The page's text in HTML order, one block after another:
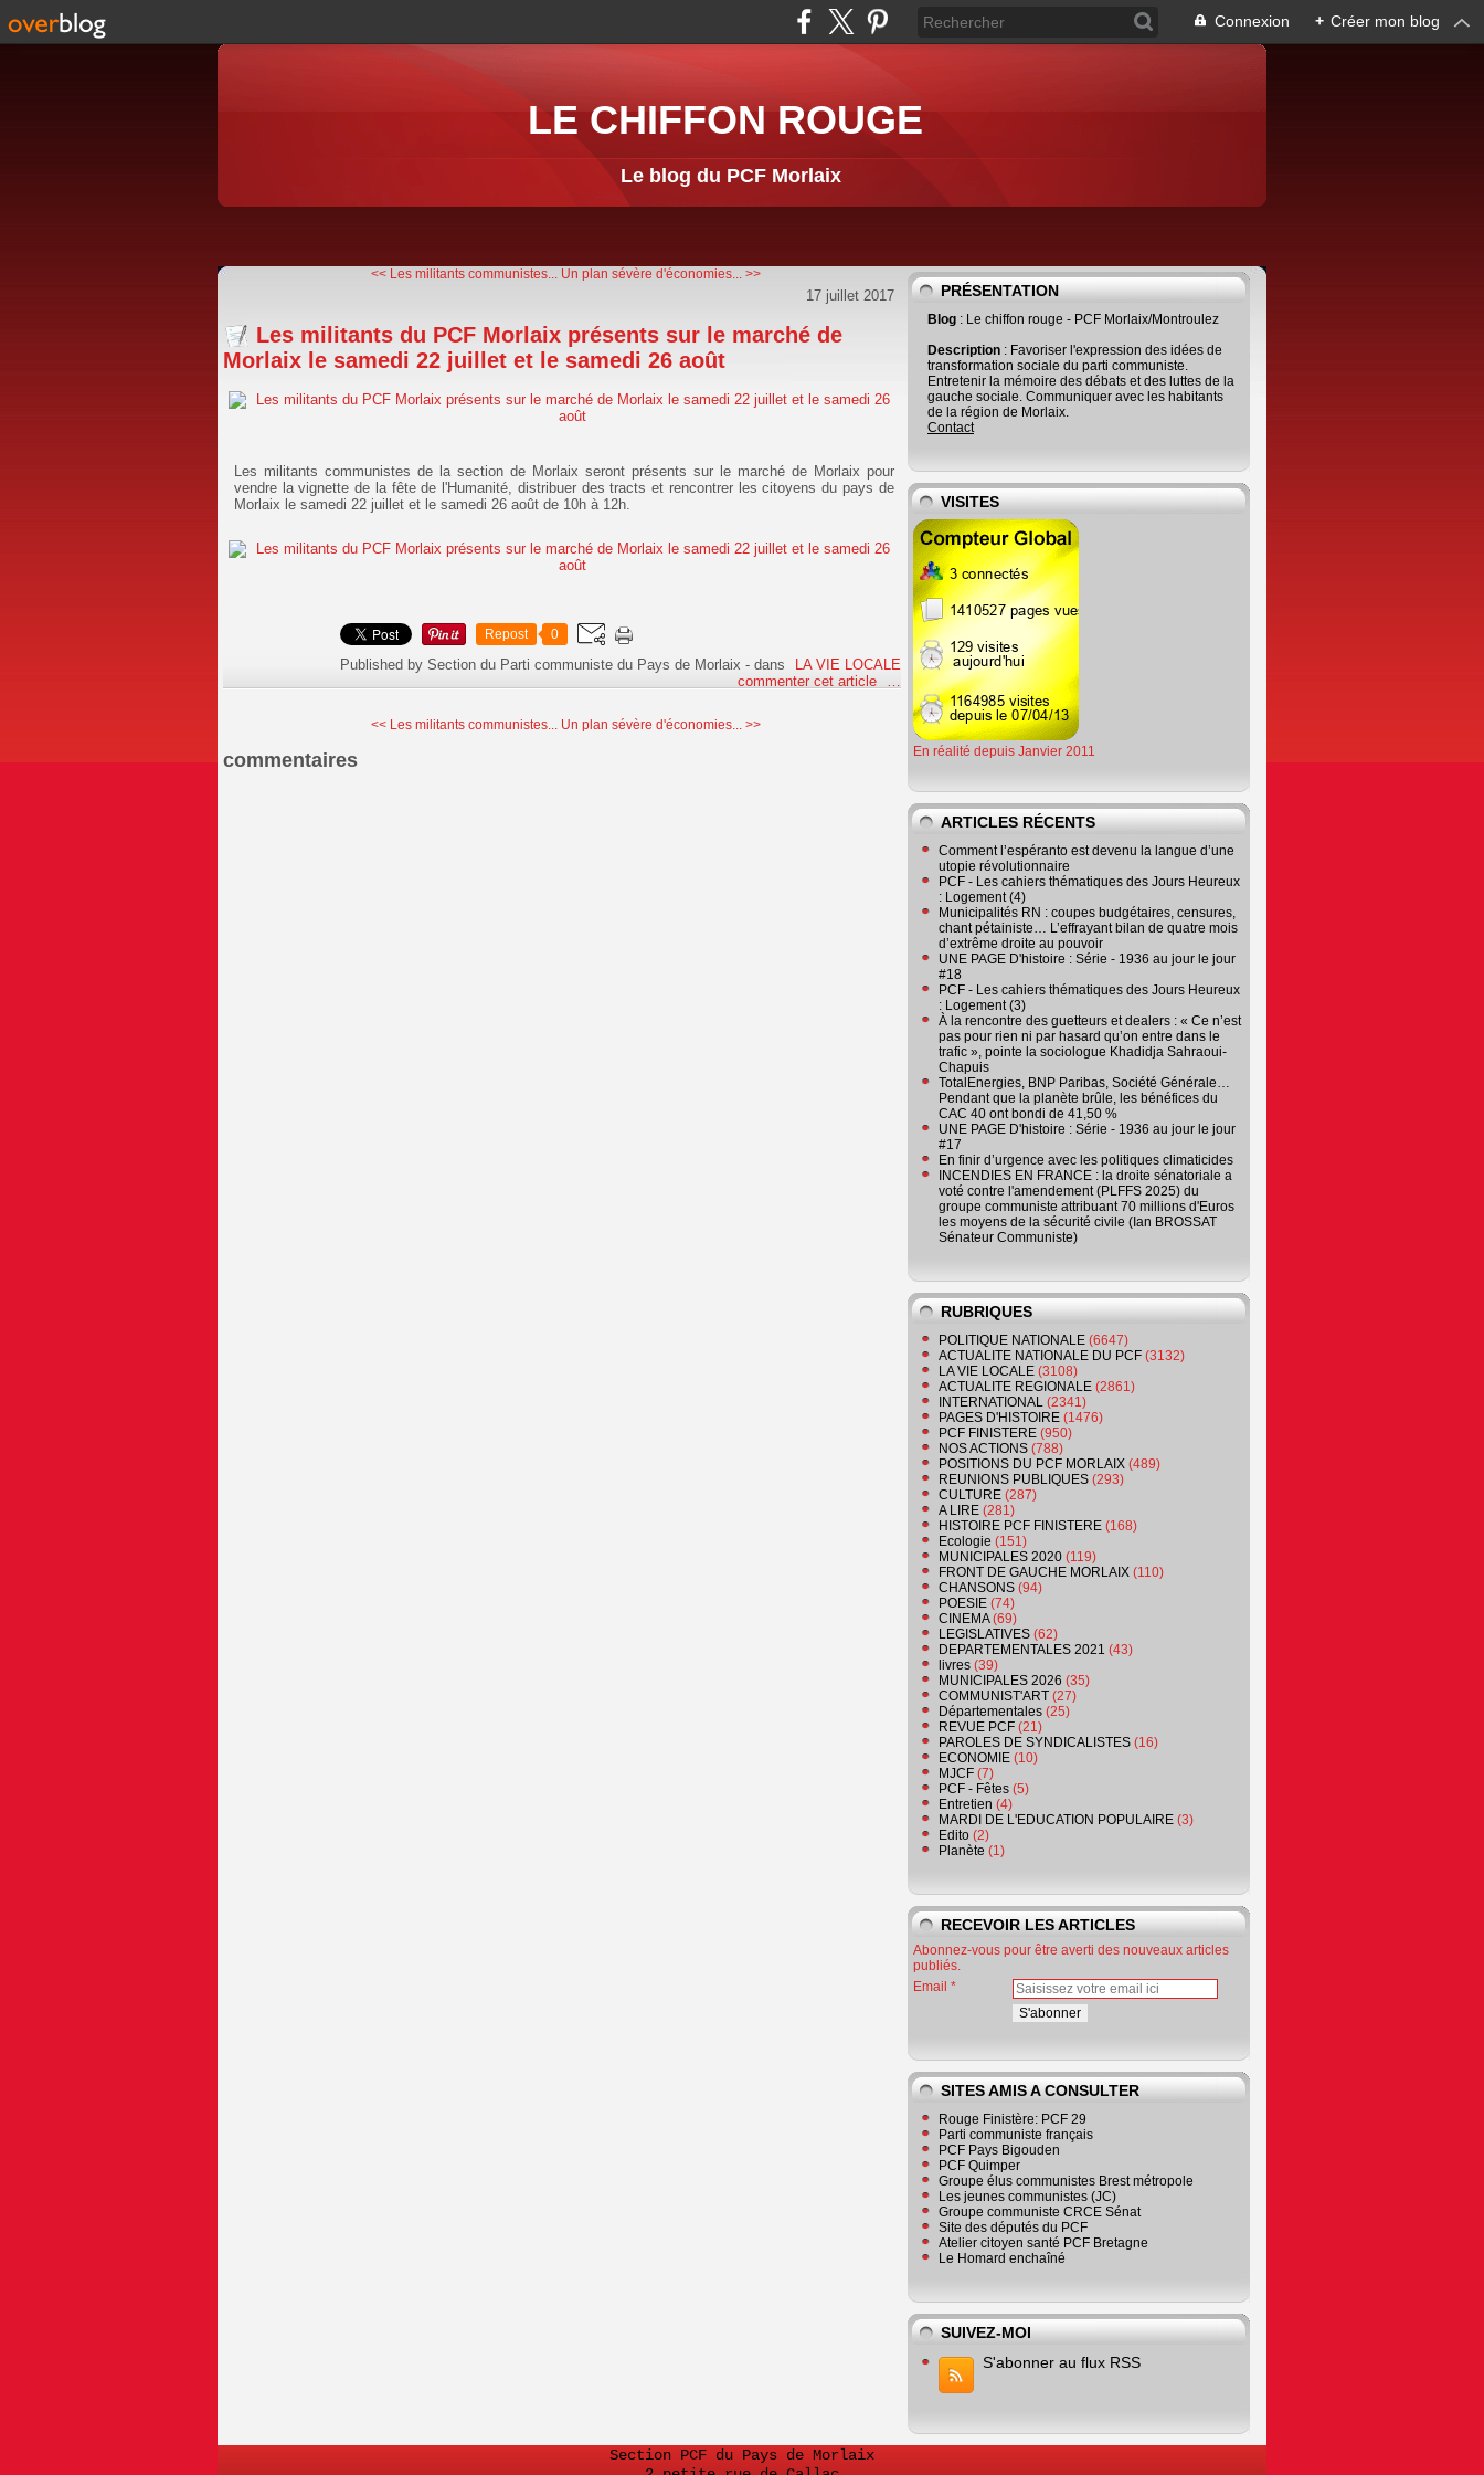
Connexion + Créer mon blog
LE CHIFFON ROUGE
Le blog du PCF Morlaix
<< Les militants communistes... Un plan sévère d'économies... >>
17 juillet 2017
Les militants du PCF Morlaix présents sur le marché de
Morlaix le samedi 22 juillet et le samedi 26 août
Les militants communistes de la section de Morlaix seront présents sur le marché de Morlaix pour
vendre la vignette de la fête de l'Humanité, distribuer des tracts et rencontrer les citoyens du pays de
Morlaix le samedi 22 juillet et le samedi 26 août de 10h à 12h.
Repost 0
Published by Section du Parti communiste du Pays de Morlaix -dans
LA VIE LOCALE
commenter cet article
…
<< Les militants communistes... Un plan sévère d'économies... >>
commentaires
PRÉSENTATION
Blog : Le chiffon rouge - PCF Morlaix/Montroulez
Description : Favoriser l'expression des idées de
transformation sociale du parti communiste.
Entretenir la mémoire des débats et des luttes de la
gauche sociale. Communiquer avec les habitants
de la région de Morlaix.
Contact
VISITES
En réalité depuis Janvier 2011
ARTICLES RÉCENTS
Comment l’espéranto est devenu la langue d’une
utopie révolutionnaire
PCF - Les cahiers thématiques des Jours Heureux
: Logement (4)
Municipalités RN : coupes budgétaires, censures,
chant pétainiste… L’effrayant bilan de quatre mois
d’extrême droite au pouvoir
UNE PAGE D'histoire : Série - 1936 au jour le jour
#18
PCF - Les cahiers thématiques des Jours Heureux
: Logement (3)
À la rencontre des guetteurs et dealers : « Ce n’est
pas pour rien ni par hasard qu’on entre dans le
trafic », pointe la sociologue Khadidja Sahraoui-
Chapuis
TotalEnergies, BNP Paribas, Société Générale…
Pendant que la planète brûle, les bénéfices du
CAC 40 ont bondi de 41,50 %
UNE PAGE D'histoire : Série - 1936 au jour le jour
#17
En finir d’urgence avec les politiques climaticides
INCENDIES EN FRANCE : la droite sénatoriale a
voté contre l'amendement (PLFFS 2025) du
groupe communiste attribuant 70 millions d'Euros
les moyens de la sécurité civile (Ian BROSSAT
Sénateur Communiste)
RUBRIQUES
POLITIQUE NATIONALE (6647)
ACTUALITE NATIONALE DU PCF (3132)
LA VIE LOCALE (3108)
ACTUALITE REGIONALE (2861)
INTERNATIONAL (2341)
PAGES D'HISTOIRE (1476)
PCF FINISTERE (950)
NOS ACTIONS (788)
POSITIONS DU PCF MORLAIX (489)
REUNIONS PUBLIQUES (293)
CULTURE (287)
A LIRE (281)
HISTOIRE PCF FINISTERE (168)
Ecologie (151)
MUNICIPALES 2020 (119)
FRONT DE GAUCHE MORLAIX (110)
CHANSONS (94)
POESIE (74)
CINEMA(69)
LEGISLATIVES (62)
DEPARTEMENTALES 2021 (43)
livres (39)
MUNICIPALES 2026 (35)
COMMUNIST'ART (27)
Départementales (25)
REVUE PCF (21)
PAROLES DE SYNDICALISTES (16)
ECONOMIE (10)
MJCF (7)
PCF - Fêtes (5)
Entretien (4)
MARDI DE L'EDUCATION POPULAIRE (3)
Edito (2)
Planète (1)
RECEVOIR LES ARTICLES
Abonnez-vous pour être averti des nouveaux articles
publiés.
Email
SITES AMIS A CONSULTER
Rouge Finistère: PCF 29
Parti communiste français
PCF Pays Bigouden
PCF Quimper
Groupe élus communistes Brest métropole
Les jeunes communistes (JC)
Groupe communiste CRCE Sénat
Site des députés du PCF
Atelier citoyen santé PCF Bretagne
Le Homard enchaîné
SUIVEZ-MOI
S'abonner au flux RSS
Section PCF du Pays de Morlaix